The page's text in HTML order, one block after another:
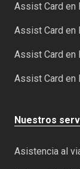
Assist Card en
Assist Card en
Assist Card en
Assist Card en
Nuestros
Asistencia al